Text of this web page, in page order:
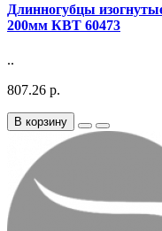
Длинногубцы
200мм КВТ 60473
..
807.26 р.
В корзину